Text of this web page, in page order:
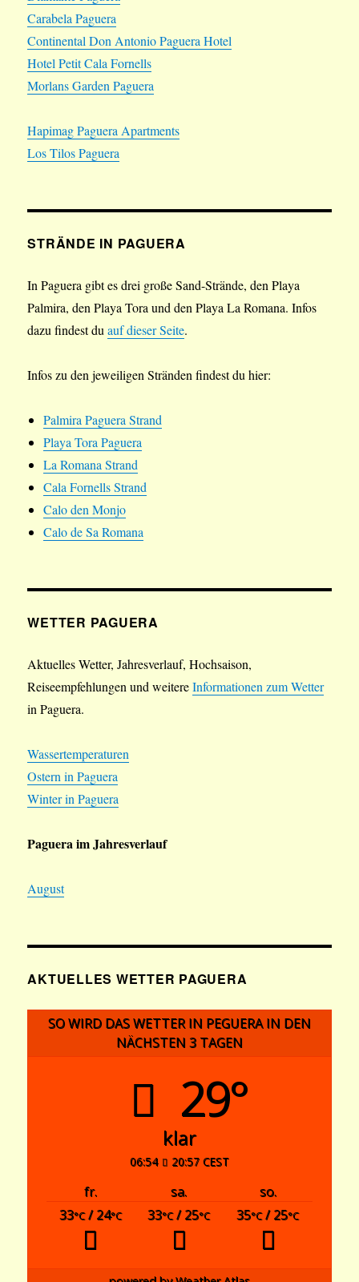
Carabela Paguera
Continental Don Antonio Paguera Hotel
Hotel Petit Cala Fornells
Morlans Garden Paguera
Hapimag Paguera Apartments
Los Tilos Paguera
STRÄNDE IN PAGUERA
In Paguera gibt es drei große Sand-Strände, den Playa
Palmira, den Playa Tora und den Playa La Romana. Infos
dazu findest duauf dieser Seite.
Infos zu den jeweiligen Stränden findest du hier:
Palmira Paguera Strand
Playa Tora Paguera
La Romana Strand
Cala Fornells Strand
Calo den Monjo
Calo de Sa Romana
WETTER PAGUERA
Aktuelles Wetter, Jahresverlauf, Hochsaison,
Reiseempfehlungen und weitereInformationen zum Wetter
in Paguera.
Wassertemperaturen
Ostern in Paguera
Winter in Paguera
Paguera im Jahresverlauf
August
AKTUELLES WETTER PAGUERA
SO WIRD DAS WETTER IN PEGUERA IN DEN
NÄCHSTEN 3 TAGEN
29°
klar
06:54 20:57 CEST
fr. sa.
so.
33°C/ 24°C 33°C/ 25°C 35°C/ 25°C